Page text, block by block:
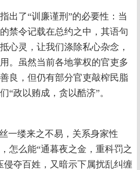
出了“训廉谨刑”的必要性：当
禁令记载在总约之中，其语句
心灵，让我们涤除私心杂念，
。虽然当前各地掌权的官吏多
良，但仍有部分官吏敲榨民脂
“政以贿成，贪以酷济”。
一缕来之不易，关系身家性
怎么能“通暮夜之金，重科罚之
侵夺百姓，又暗示下属扰乱纠缠